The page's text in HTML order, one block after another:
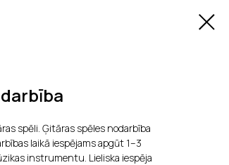
spēli. Ģitāras spēles nodarbība
laikā iespējams apgūt 1–3
instrumentu. Lieliska iespēja